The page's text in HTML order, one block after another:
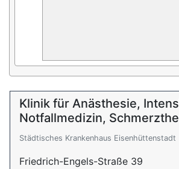
Klinik für Anästhesie,
Notfallmedizin,
Städtisches Krankenhaus Eisenhüttenstadt
Friedrich-Engels-Straße 39